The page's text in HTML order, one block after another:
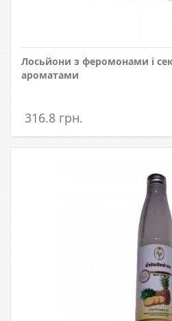
Лосьйони з феромонами і
ароматами
316.8 грн.